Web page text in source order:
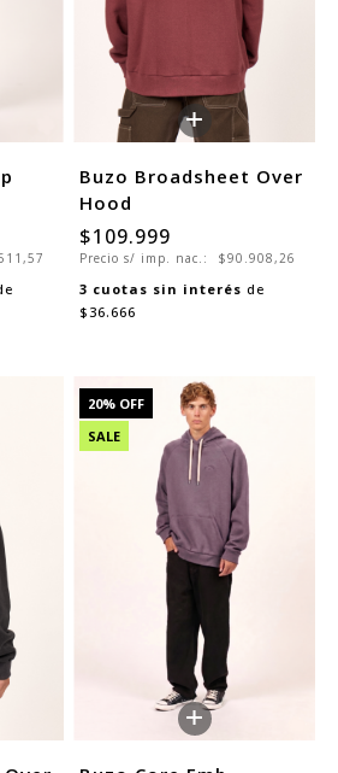
+
Buzo Broadsheet Over
Hood
$109.999
Precio s/ imp. nac.: $90.908,26
3 cuotas sin interés de
$36.666
20% OFF
SALE
+